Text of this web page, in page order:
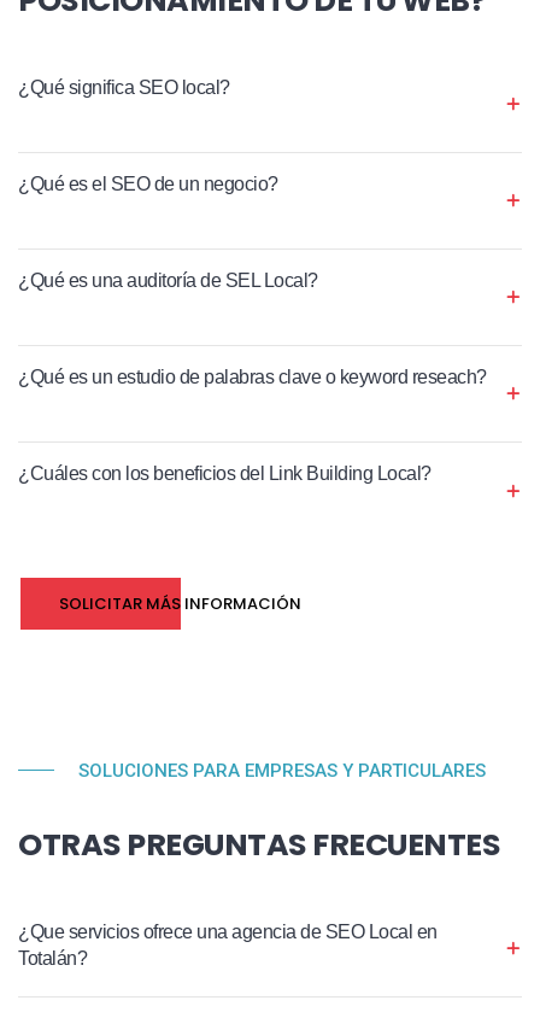
¿Qué significa SEO local?
¿Qué es el SEO de un negocio?
¿Qué es una auditoría de SEL Local?
¿Qué es un estudio de palabras clave o keyword reseach?
¿Cuáles con los beneficios del Link Building Local?
SOLICITAR MÁS INFORMACIÓN
SOLUCIONES PARA EMPRESAS Y PARTICULARES
OTRAS PREGUNTAS FRECUENTES
¿Que servicios ofrece una agencia de SEO Local en
Totalán?